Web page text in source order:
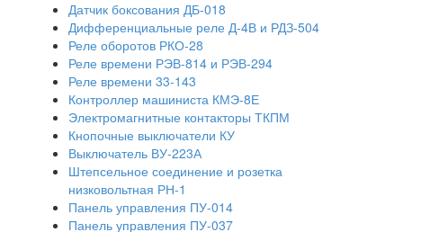
Датчик боксования ДБ-018
Дифференциальные реле Д-4В и РДЗ-504
Реле оборотов РКО-28
Реле времени РЭВ-814 и РЭВ-294
Реле времени 33-143
Контроллер машиниста КМЭ-8Е
Электромагнитные контакторы ТКПМ
Кнопочные выключатели КУ
Выключатель ВУ-223А
Штепсельное соединение и розетка
низковольтная РН-1
Панель управления ПУ-014
Панель управления ПУ-037